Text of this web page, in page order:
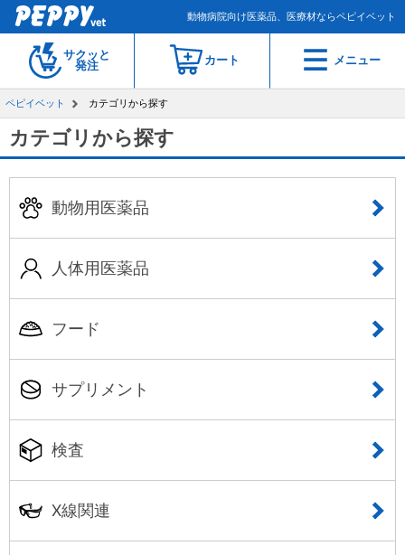
動物病院向け医薬品、医療材ならペピイベット
サクッと
発注
カート メニュー
ペピイベット カテゴリから探す
カテゴリから探す
動物用医薬品
人体用医薬品
フード
サプリメント
検査
X線関連